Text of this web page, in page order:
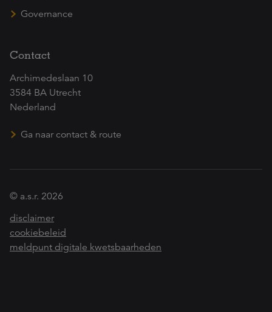
Governance
Contact
Archimedeslaan 10
3584 BA Utrecht
Nederland
Ga naar contact & route
© a.s.r. 2026
disclaimer
cookiebeleid
meldpunt digitale kwetsbaarheden